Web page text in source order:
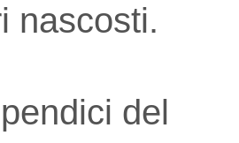
nascosti.
del